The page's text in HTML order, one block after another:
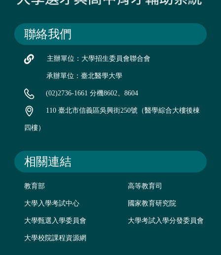
聯絡我們
主辦單位：大學招生委員會聯合會
承辦單位：臺北醫學大學
(02)2736-1661 分機8602、8604
110 臺北市信義區吳興街250號（醫學綜合大樓後棟
四樓）
相關連結
教育部 高等教育司
大學入學考試中心 國家教育研究院
大學甄選入學委員會 大學考試入學分發委員會
大學校院課程資源網